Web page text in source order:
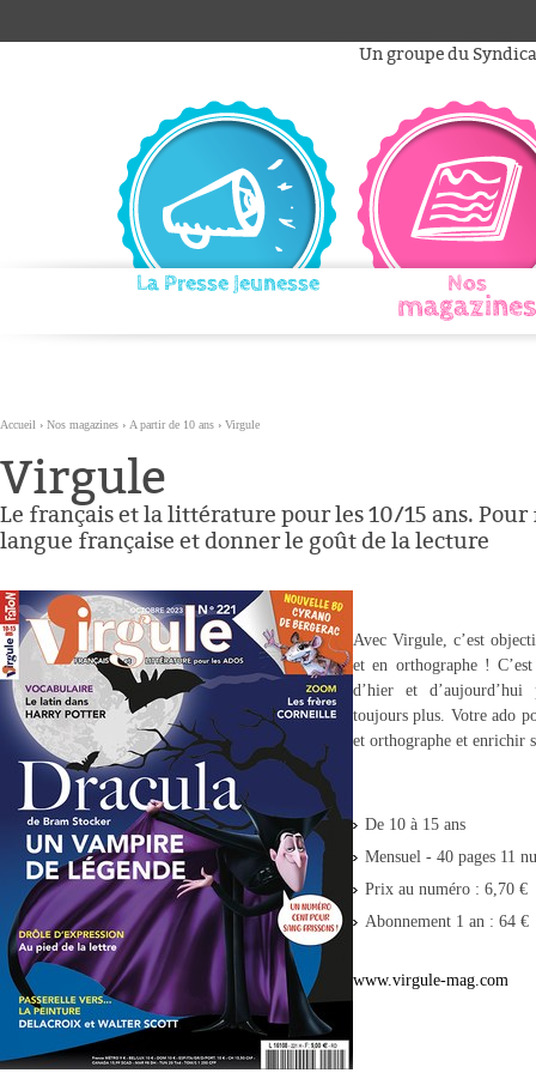
au
personnels
Un groupe du
La Presse Jeunesse Nos
magazines
Accueil › Nos magazines › A partir de 10 ans › Virgule
Virgule
Le français et la littérature pour les 10/15 ans.
langue française et donner le goût de la lecture
Avec Virgule, c’est
et en orthographe !
d’hier et
toujours plus. Votre ado
et orthographe et enrichir
De 10 à 15 ans
Mensuel - 40 pages 11
Prix au numéro : 6,70 €
Abonnement 1 an : 64 €
www.virgule-mag.com